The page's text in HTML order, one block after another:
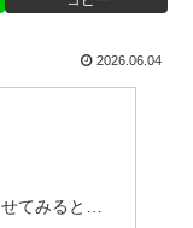
2026.06.04
てみると…